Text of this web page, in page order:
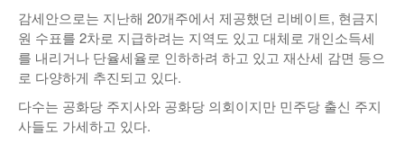
감세안으로는 지난해 20개주에서 제공했던 리베이트, 현금지
원 수표를 2차로 지급하려는 지역도 있고 대체로 개인소득세
를 내리거나 단율세율로 인하하려 하고 있고 재산세 감면 등으
로 다양하게 추진되고 있다.
다수는 공화당 주지사와 공화당 의회이지만 민주당 출신 주지
사들도 가세하고 있다.